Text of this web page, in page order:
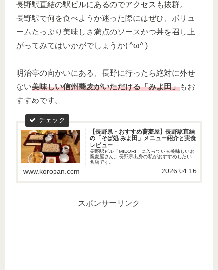
長野駅直結の駅ビルにあるのでアクセスも抜群。
長野駅で何を食べようか迷った際にはぜひ、ボリュ
ームたっぷり美味しさ満点のソースかつ丼を召し上
がってみてはいかがでしょうか( ^ω^ )
明治亭の向かいにある、長野に行ったら絶対に外せ
ない美味しい信州蕎麦がいただける「みよ田」もお
すすめです。
【長野県・おすすめ蕎麦屋】長野駅直結
の「そば処 みよ田」メニュー紹介と実食
レビュー
長野駅ビル「MIDORI」に入っている美味しいお
蕎麦屋さん。長野県出身の私がおすすめしたい
名店です。
www.koropan.com 2026.04.16
スポンサーリンク